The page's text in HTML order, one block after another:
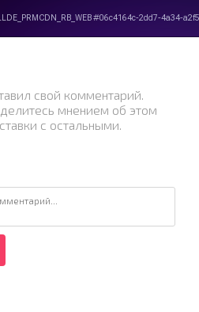
свой комментарий.
мнением об этом
с остальными.